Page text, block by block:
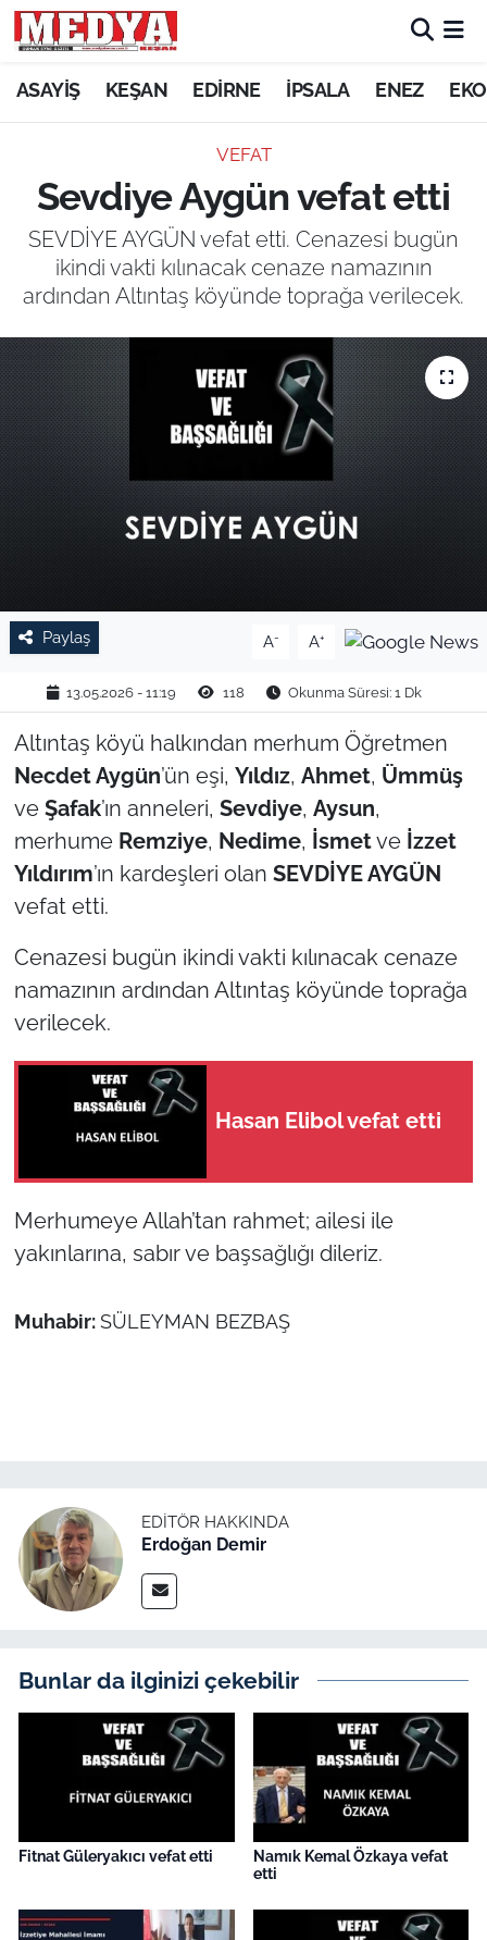
ASAYİŞ KEŞAN EDİRNE İPSALA ENEZ
VEFAT
Sevdiye Aygün vefat etti
SEVDİYE AYGÜN vefat etti. Cenazesi bugün
ikindi vakti kılınacak cenaze namazının
ardından Altıntaş köyünde toprağa verilecek.
Paylaş A- A+
13.05.2026 - 11:19 118 Okunma Süresi: 1 Dk
Altıntaş köyü halkından merhum Öğretmen
Necdet Aygün’ün eşi, Yıldız, Ahmet, Ümmüş
ve Şafak’ın anneleri, Sevdiye, Aysun,
merhume Remziye, Nedime, İsmetve İzzet
Yıldırım’ın kardeşleri olan SEVDİYE AYGÜN
vefat etti.
Cenazesi bugün ikindi vakti kılınacak cenaze
namazının ardından Altıntaş köyünde toprağa
verilecek.
Hasan Elibol vefat etti
Merhumeye Allah’tan rahmet; ailesi ile
yakınlarına, sabır ve başsağlığı dileriz.
Muhabir: SÜLEYMAN BEZBAŞ
EDITÖR HAKKINDA
Erdoğan Demir
Bunlar da ilginizi çekebilir
Fitnat Güleryakıcı vefat etti
Namık Kemal Özkaya vefat
etti
KEŞAN
ASAYİŞ
SİYASET
GÜNDEM
EKONOMİ
SAĞLIK
EĞİTİM
TARIM VE HAYVANCILIK
RESMİ İLAN
SPOR
YAŞAM
EDİRNE
TEKİRDAĞ
KIRKLARELİ
ÇANAKKALE
TÜRKİYE
Bölge
Güvenlik
Politika
Bilim Teknoloji
English News
Finans
Genel-A
Gündem-Eğitim